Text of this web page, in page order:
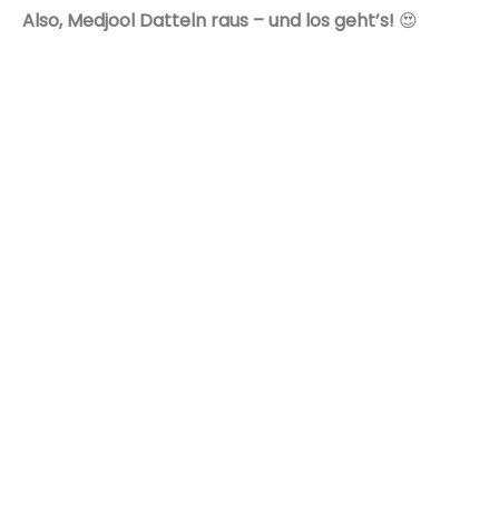
Also, Medjool Datteln raus – und los geht’s! 😍